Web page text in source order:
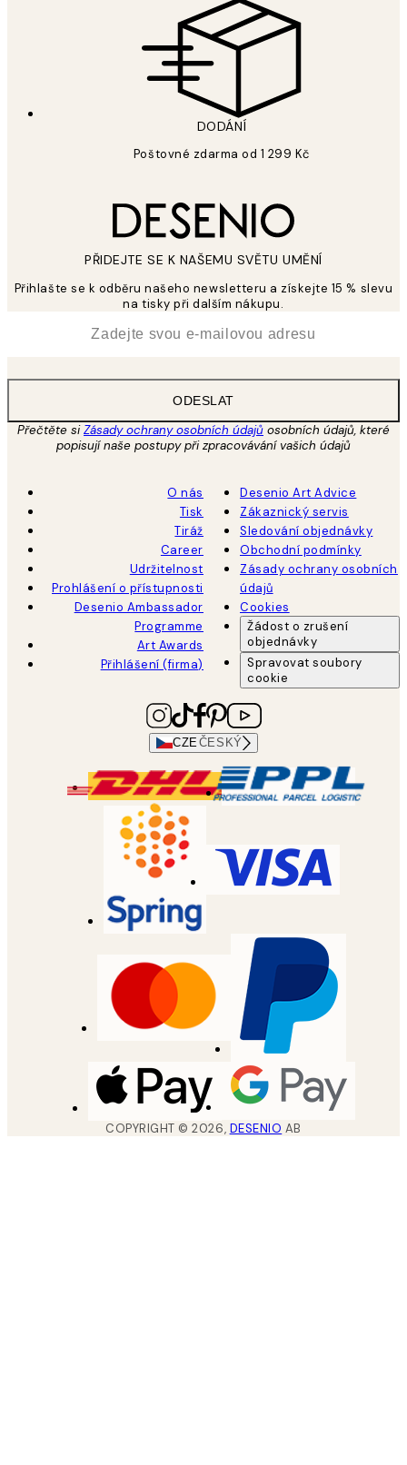
DODÁNÍ
Poštovné zdarma od 1 299 Kč
PŘIDEJTE SE K NAŠEMU SVĚTU UMĚNÍ
Přihlašte se k odběru našeho newsletteru a získejte 15 % slevu
na tisky při dalším nákupu.
ODESLAT
Přečtěte siZásady ochrany osobních údajů osobních údajů, které
popisují naše postupy při zpracovávání vašich údajů
O nás
Tisk
Tiráž
Career
Udržitelnost
Prohlášení o přístupnosti
Desenio Ambassador
Programme
Art Awards
Přihlášení (firma)
Desenio Art Advice
Zákaznický servis
Sledování objednávky
Obchodní podmínky
Zásady ochrany osobních
údajů
Cookies
Žádost o zrušení
objednávky
Spravovat soubory
cookie
CZEČESKÝ
COPYRIGHT ©2026, DESENIO AB